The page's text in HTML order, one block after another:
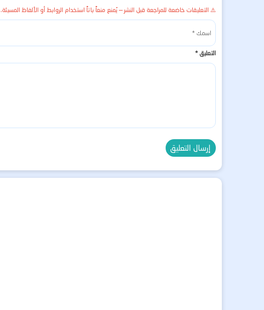
⚠️ التعليقات خاضعة للمراجعة قبل النشر — يُمنع منعاً باتاً استخدام الروابط أو الألفاظ المسيئة.
التعليق*